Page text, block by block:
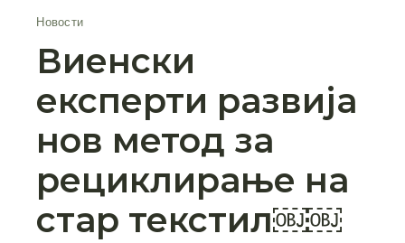
Новости
Виенски
експерти развија
нов метод за
рециклирање на
стар текстил￼￼